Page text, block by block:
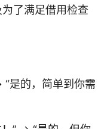
了满足借用检查
“是的，简单到你需